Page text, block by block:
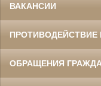
ВАКАНСИИ
ПРОТИВОДЕЙСТВИЕ
ОБРАЩЕНИЯ